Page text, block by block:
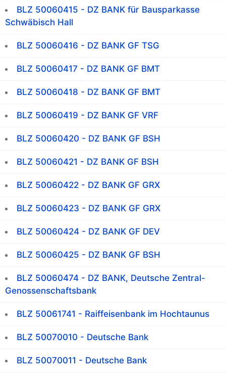
BLZ 50060415 - DZ BANK für Bausparkasse
Schwäbisch Hall
BLZ 50060416 - DZ BANK GF TSG
BLZ 50060417 - DZ BANK GF BMT
BLZ 50060418 - DZ BANK GF BMT
BLZ 50060419 - DZ BANK GF VRF
BLZ 50060420 - DZ BANK GF BSH
BLZ 50060421 - DZ BANK GF BSH
BLZ 50060422 - DZ BANK GF GRX
BLZ 50060423 - DZ BANK GF GRX
BLZ 50060424 - DZ BANK GF DEV
BLZ 50060425 - DZ BANK GF BSH
BLZ 50060474 - DZ BANK, Deutsche Zentral-
Genossenschaftsbank
BLZ 50061741 - Raiffeisenbank im Hochtaunus
BLZ 50070010 - Deutsche Bank
BLZ 50070011 - Deutsche Bank